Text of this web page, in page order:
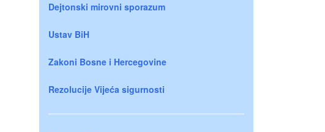
Dejtonski mirovni sporazum
Ustav BiH
Zakoni Bosne i Hercegovine
Rezolucije Vijeća sigurnosti